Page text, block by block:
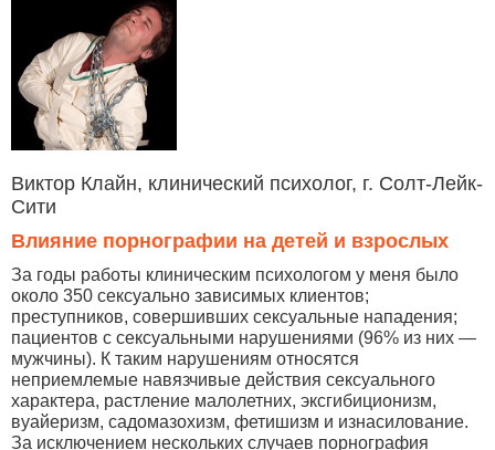
Виктор Клайн, клинический психолог, г. Солт-Лейк-
Сити
Влияние порнографии на детей и взрослых
За годы работы клиническим психологом у меня было
около 350 сексуально зависимых клиентов;
преступников, совершивших сексуальные нападения;
пациентов с сексуальными нарушениями (96% из них —
мужчины). К таким нарушениям относятся
неприемлемые навязчивые действия сексуального
характера, растление малолетних, эксгибиционизм,
вуайеризм, садомазохизм, фетишизм и изнасилование.
За исключением нескольких случаев порнография